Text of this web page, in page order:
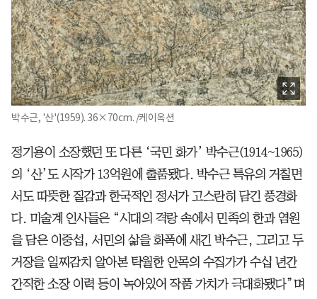
박수근, '산'(1959). 36×70cm. /케이옥션
정기용이 소장했던 또 다른 ‘국민 화가’ 박수근(1914~1965)
의 ‘산’도 시작가 13억원에 출품됐다. 박수근 특유의 거칠면
서도 따뜻한 질감과 한국적인 정서가 고스란히 담긴 풍경화
다. 미술계 인사들은 “시대의 격랑 속에서 민족의 한과 염원
을 담은 이중섭, 서민의 삶을 화폭에 새긴 박수근, 그리고 두
거장을 일찌감치 알아본 탁월한 안목의 수집가가 수십 년간
간직한 소장 이력 등이 녹아있어 작품 가치가 극대화됐다”며